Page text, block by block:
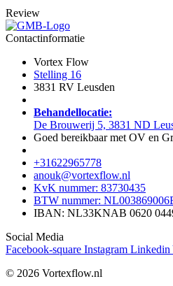
Review
Contactinformatie
Vortex Flow
Stelling 16
3831 RV Leusden
Behandellocatie:
De Brouwerij 5, 3831 ND
Goed bereikbaar met OV en
+31622965778
anouk@vortexflow.nl
KvK nummer: 83730435
BTW nummer:
IBAN: NL33KNAB 0620
Social Media
Facebook-square Instagram Linkedin
© 2026 Vortexflow.nl